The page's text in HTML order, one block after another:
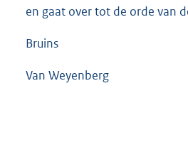
en gaat over tot de orde van
Bruins
Van Weyenberg